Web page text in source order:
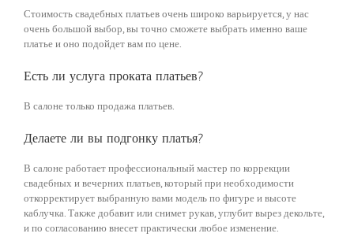
Стоимость свадебных платьев очень широко варьируется, у нас
очень большой выбор, вы точно сможете выбрать именно ваше
платье и оно подойдет вам по цене.
Есть ли услуга проката платьев?
В салоне только продажа платьев.
Делаете ли вы подгонку платья?
В салоне работает профессиональный мастер по коррекции
свадебных и вечерних платьев, который при необходимости
откорректирует выбранную вами модель по фигуре и высоте
каблучка. Также добавит или снимет рукав, углубит вырез декольте,
и по согласованию внесет практически любое изменение.